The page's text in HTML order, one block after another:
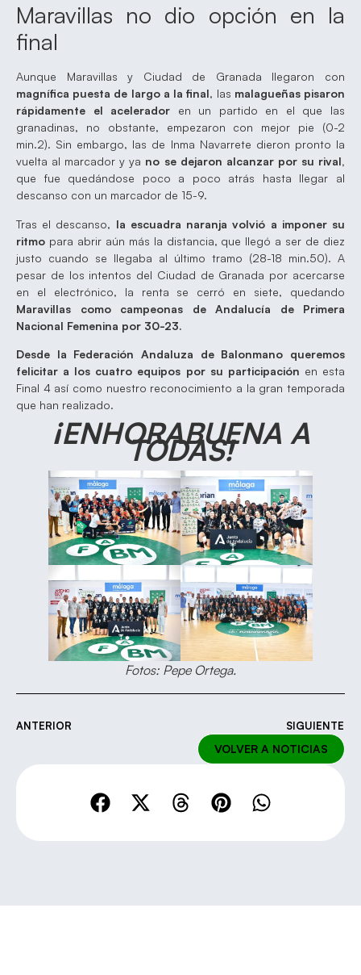
Maravillas no dio opción en la
final
Aunque Maravillas y Ciudad de Granada llegaron con
magnífica puesta de largo a la final, las malagueñas pisaron
rápidamente el acelerador en un partido en el que las
granadinas, no obstante, empezaron con mejor pie (0-2
min.2). Sin embargo, las de Inma Navarrete dieron pronto la
vuelta al marcador y ya no se dejaron alcanzar por su rival,
que fue quedándose poco a poco atrás hasta llegar al
descanso con un marcador de 15-9.
Tras el descanso, la escuadra naranja volvió a imponer su
ritmo para abrir aún más la distancia, que llegó a ser de diez
justo cuando se llegaba al último tramo (28-18 min.50). A
pesar de los intentos del Ciudad de Granada por acercarse
en el electrónico, la renta se cerró en siete, quedando
Maravillas como campeonas de Andalucía de Primera
Nacional Femenina por 30-23.
Desde la Federación Andaluza de Balonmano queremos
felicitar a los cuatro equipos por su participación en esta
Final 4 así como nuestro reconocimiento a la gran temporada
que han realizado.
¡ENHORABUENA A
TODAS!
Fotos: Pepe Ortega.
ANTERIOR SIGUIENTE
VOLVER A NOTICIAS